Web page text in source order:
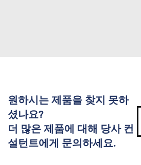
원하시는 제품을 찾지 못하
셨나요?
더 많은 제품에 대해 당사 컨
설턴트에게 문의하세요.